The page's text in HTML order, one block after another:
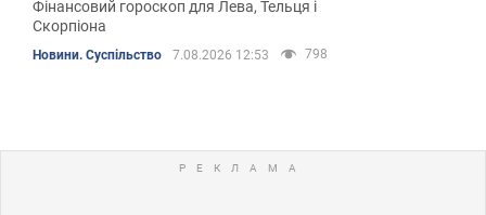
Фінансовий гороскоп для Лева, Тельця і
Скорпіона
Новини. Суспільство 7.08.2026 12:53 798